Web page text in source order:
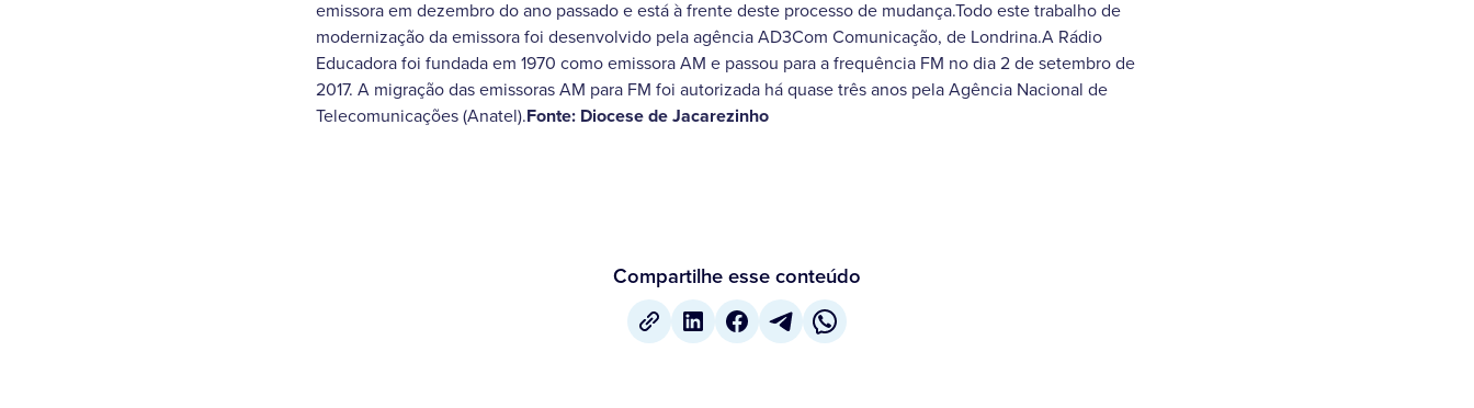
emissora em dezembro do ano passado e está à frente deste processo de mudança.Todo este trabalho de
modernização da emissora foi desenvolvido pela agência AD3Com Comunicação, de Londrina.A Rádio
Educadora foi fundada em 1970 como emissora AM e passou para a frequência FM no dia 2 de setembro de
2017. A migração das emissoras AM para FM foi autorizada há quase três anos pela Agência Nacional de
Telecomunicações (Anatel).Fonte: Diocese de Jacarezinho
Compartilhe esse conteúdo